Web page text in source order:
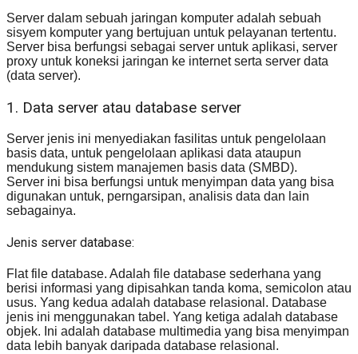
Server dalam sebuah jaringan komputer adalah sebuah
sisyem komputer yang bertujuan untuk pelayanan tertentu.
Server bisa berfungsi sebagai server untuk aplikasi, server
proxy untuk koneksi jaringan ke internet serta server data
(data server).
1. Data server atau database server
Server jenis ini menyediakan fasilitas untuk pengelolaan
basis data, untuk pengelolaan aplikasi data ataupun
mendukung sistem manajemen basis data (SMBD).
Server ini bisa berfungsi untuk menyimpan data yang bisa
digunakan untuk, perngarsipan, analisis data dan lain
sebagainya.
Jenis server database:
Flat file database. Adalah file database sederhana yang
berisi informasi yang dipisahkan tanda koma, semicolon atau
usus. Yang kedua adalah database relasional. Database
jenis ini menggunakan tabel. Yang ketiga adalah database
objek. Ini adalah database multimedia yang bisa menyimpan
data lebih banyak daripada database relasional.